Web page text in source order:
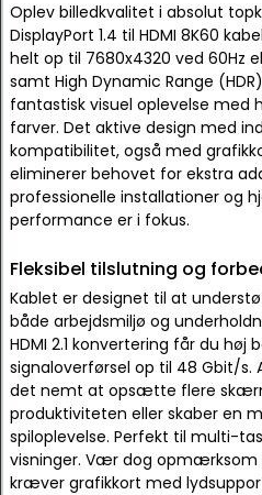
Oplev billedkvalitet i absolut
DisplayPort 1.4 til HDMI 8K60
helt op til 7680x4320 ved 60Hz
samt High Dynamic Range
fantastisk visuel oplevelse med
farver. Det aktive design med
kompatibilitet, også med
eliminerer behovet for ekstra
professionelle installationer og
performance er i fokus.
Fleksibel tilslutning og
Kablet er designet til at
både arbejdsmiljø og
HDMI 2.1 konvertering får du høj
signaloverførsel op til 48 Gbit/s.
det nemt at opsætte flere
produktiviteten eller skaber en
spiloplevelse. Perfekt til multi-
visninger. Vær dog
kræver grafikkort med